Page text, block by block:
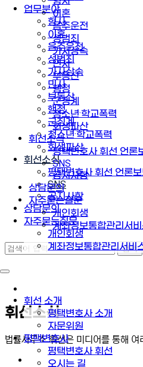
업무분야
형사
이혼
음주운전
성범죄
가사상속
민사
부동산
행정
군징계
청소년·학교폭력
회생파산
휘선소식
평택변호사 휘선 언론
SNS
공지사항
상담문의
자주묻는질문
개인회생
계좌정보통합관리서비
휘선 소개
평택변호사 소개
자문위원
평택변호사
평택변호사 휘선
오시는 길
이혼
음주운전
성범죄
가사상속
민사
부동산
행정
군징계
청소년·학교폭력
회생파산
휘선소식
평택변호사 휘선 언론
SNS
공지사항
상담문의
자주묻는질문
개인회생
계좌정보통합관리서
휘선소식
법률사무소 휘선은 미디어를 통해 여